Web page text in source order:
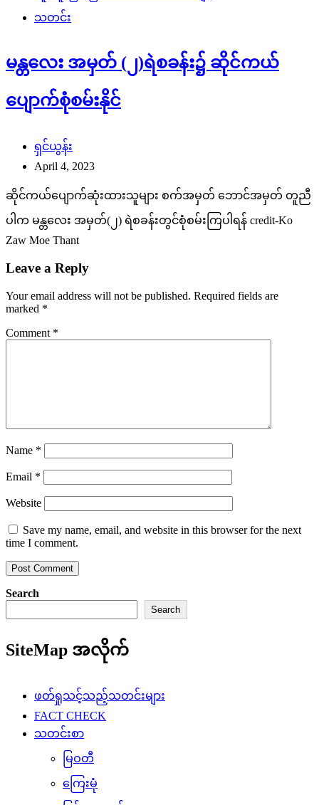
သတင်း
မန္တလေး အမှတ် (၂)ရဲစခန်း၌ ဆိုင်ကယ်
ပျောက်စုံစမ်းနိုင်
ရှင်ယွန်း
April 4, 2023
ဆိုင်ကယ်ပျောက်ဆုံးထားသူများ စက်အမှတ် ဘောင်အမှတ် တူညီ
ပါက မန္တလေး အမှတ်(၂) ရဲစခန်းတွင်စုံစမ်းကြပါရန် credit-Ko
Zaw Moe Thant
Leave a Reply
Your email address will not be published. Required fields are
marked *
Comment *
Name *
Email *
Website
Save my name, email, and website in this browser for the next
time I comment.
Search
Search
SiteMap အလိုက်
ဖတ်ရှုသင့်သည့်သတင်းများ
FACT CHECK
သတင်းစာ
မြဝတီ
ကြေးမုံ